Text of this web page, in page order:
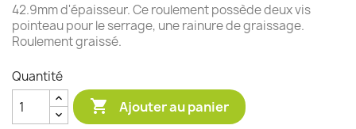
42.9mm d'épaisseur. Ce roulement possède deux vis
pointeau pour le serrage, une rainure de graissage.
Roulement graissé.
Quantité
 Ajouter au panier